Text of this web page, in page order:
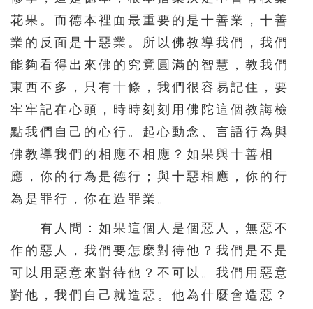
花果。而德本裡面最重要的是十善業，十善
業的反面是十惡業。所以佛教導我們，我們
能夠看得出來佛的究竟圓滿的智慧，教我們
東西不多，只有十條，我們很容易記住，要
牢牢記在心頭，時時刻刻用佛陀這個教誨檢
點我們自己的心行。起心動念、言語行為與
佛教導我們的相應不相應？如果與十善相
應，你的行為是德行；與十惡相應，你的行
為是罪行，你在造罪業。
有人問：如果這個人是個惡人，無惡不
作的惡人，我們要怎麼對待他？我們是不是
可以用惡意來對待他？不可以。我們用惡意
對他，我們自己就造惡。他為什麼會造惡？